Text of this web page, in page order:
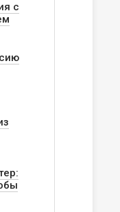
с